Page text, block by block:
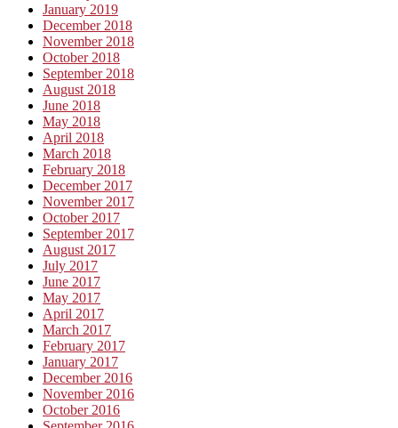
January 2019
December 2018
November 2018
October 2018
September 2018
August 2018
June 2018
May 2018
April 2018
March 2018
February 2018
December 2017
November 2017
October 2017
September 2017
August 2017
July 2017
June 2017
May 2017
April 2017
March 2017
February 2017
January 2017
December 2016
November 2016
October 2016